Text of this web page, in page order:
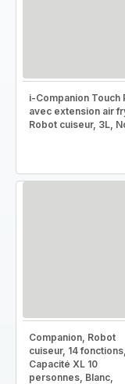
i-Companion Touch
avec extension air
Robot cuiseur, 3L,
Companion, Robot
cuiseur, 14 fonctions,
Capacité XL 10
personnes, Blanc,